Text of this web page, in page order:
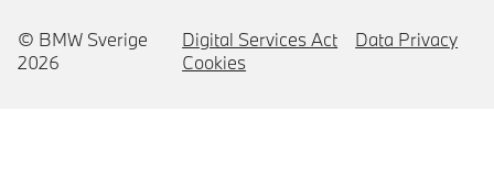
© BMW Sverige
2026
Digital Services Act
Data Privacy
Cookies